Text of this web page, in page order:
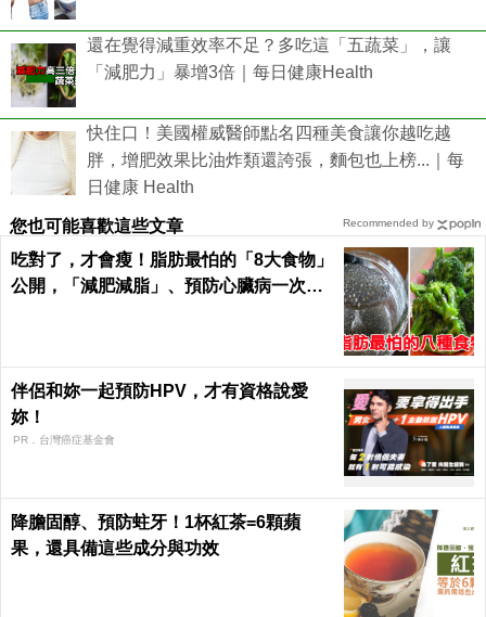
還在覺得減重效率不足？多吃這「五蔬菜」，讓
「減肥力」暴增3倍｜每日健康Health
快住口！美國權威醫師點名四種美食讓你越吃越
胖，增肥效果比油炸類還誇張，麵包也上榜...｜每
日健康 Health
您也可能喜歡這些文章
吃對了，才會瘦！脂肪最怕的「8大食物」
公開，「減肥減脂」、預防心臟病一次滿
伴侶和妳一起預防HPV，才有資格說愛
妳！
PR．台灣癌症基金會
降膽固醇、預防蛀牙！1杯紅茶=6顆蘋
果，還具備這些成分與功效
Recommended by